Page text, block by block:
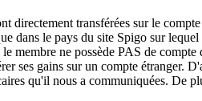
directement transférées sur le
dans le pays du site Spigo sur
membre ne possède PAS de
ses gains sur un compte étranger.
qu'il nous a communiquées. De